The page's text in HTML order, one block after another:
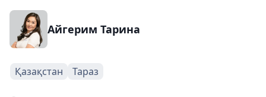
Айгерим Тарина
Қазақстан Тараз